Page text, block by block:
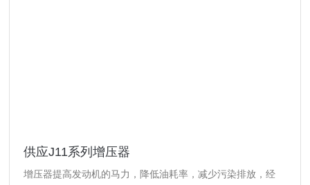
供应J11系列增压器
增压器提高发动机的马力，降低油耗率，减少污染排放，经